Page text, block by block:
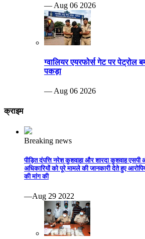
— Aug 06 2026
ग्वालियर एयरफोर्स गेट पर
पकड़ा
— Aug 06 2026
क्राइम
Breaking news
पीड़ित दंपत्ति नरेश कुशवाहा और शारदा कुशवाह
अधिकारियों को पूरे मामले की जानकारी देते हुए
की मांग की
—Aug 29 2022